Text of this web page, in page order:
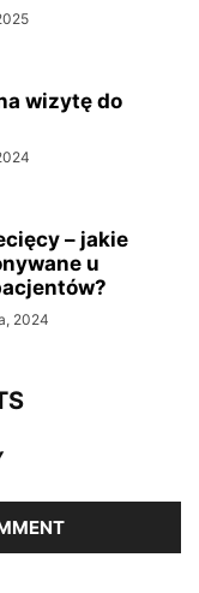
wizytę do
– jakie
u
2024